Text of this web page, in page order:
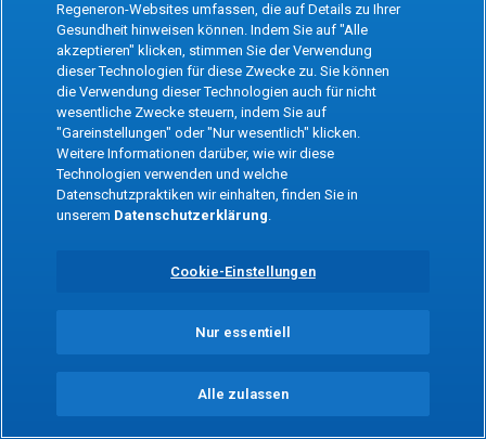
Refresh
Regeneron-Websites umfassen, die auf Details zu Ihrer
Gesundheit hinweisen können. Indem Sie auf "Alle
akzeptieren" klicken, stimmen Sie der Verwendung
dieser Technologien für diese Zwecke zu. Sie können
die Verwendung dieser Technologien auch für nicht
wesentliche Zwecke steuern, indem Sie auf
"Gareinstellungen" oder "Nur wesentlich" klicken.
Weitere Informationen darüber, wie wir diese
Technologien verwenden und welche
Datenschutzpraktiken wir einhalten, finden Sie in
unserem Datenschutzerklärung.
Cookie-Einstellungen
Nur essentiell
Alle zulassen